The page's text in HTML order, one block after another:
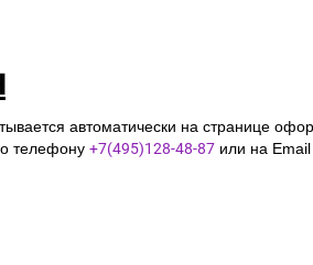
автоматически на странице
телефону +7(495)128-48-87 или на Email